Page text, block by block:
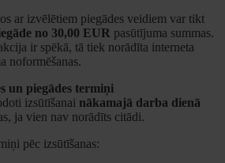
ar izvēlētiem piegādes veidiem var tikt
no 30,00 EUR pasūtījuma summas.
ir spēkā, tā tiek norādīta interneta
noformēšanas.
un piegādes termiņi
izsūtīšanai nākamajā darba dienā
ja vien nav norādīts citādi.
pēc izsūtīšanas: